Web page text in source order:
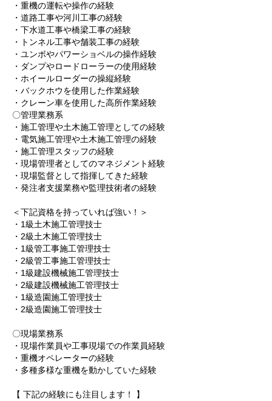
・重機の運転や操作の経験
・道路工事や河川工事の経験
・下水道工事や橋梁工事の経験
・トンネル工事や舗装工事の経験
・ユンボやパワーショベルの操作経験
・ダンプやロードローラーの使用経験
・ホイールローダーの操縦経験
・バックホウを使用した作業経験
・クレーン車を使用した高所作業経験
〇管理業務系
・施工管理や土木施工管理としての経験
・電気施工管理や土木施工管理の経験
・施工管理スタッフの経験
・現場管理者としてのマネジメント経験
・現場監督として指揮してきた経験
・発注者支援業務や監理技術者の経験
＜下記資格を持っていれば強い！＞
・1級土木施工管理技士
・2級土木施工管理技士
・1級管工事施工管理技士
・2級管工事施工管理技士
・1級建設機械施工管理技士
・2級建設機械施工管理技士
・1級造園施工管理技士
・2級造園施工管理技士
〇現場業務系
・現場作業員や工事現場での作業員経験
・重機オペレーターの経験
・多種多様な重機を動かしていた経験
【 下記の経験にも注目します！ 】